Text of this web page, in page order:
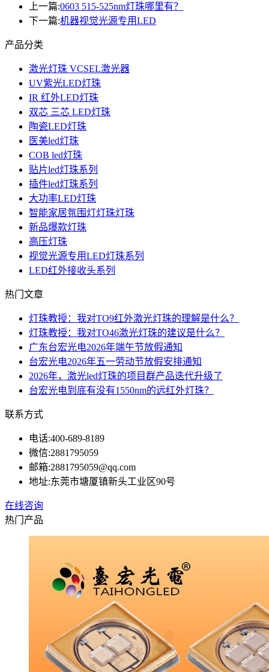
上一篇:0603 515-525nm灯珠哪里有？
下一篇:机器视觉光源专用LED
产品分类
激光灯珠 VCSEL激光器
UV紫光LED灯珠
IR 红外LED灯珠
双芯 三芯 LED灯珠
陶瓷LED灯珠
医美led灯珠
COB led灯珠
贴片led灯珠系列
插件led灯珠系列
大功率LED灯珠
智能家居氛围灯灯珠灯珠
新品爆款灯珠
高压灯珠
视觉光源专用LED灯珠系列
LED红外接收头系列
热门文章
灯珠教授：我对TO9红外激光灯珠的理解是什么？
灯珠教授：我对TO46激光灯珠的建议是什么？
广东台宏光电2026年端午节放假通知
台宏光电2026年五一劳动节放假安排通知
2026年，激光led灯珠的项目群产品迭代升级了
台宏光电到底有没有1550nm的远红外灯珠？
联系方式
电话:400-689-8189
微信:2881795059
邮箱:2881795059@qq.com
地址:东莞市塘厦镇新头工业区90号
在线咨询
热门产品